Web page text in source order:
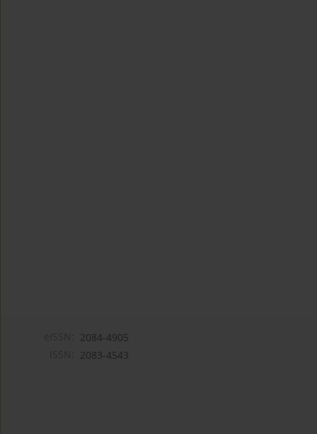
2084-4905
2083-4543